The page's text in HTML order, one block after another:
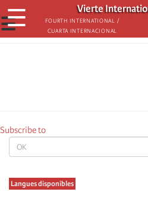
Skip
to
main
Vierte
Fourth International /
Cuarta Internacional
☰
☰
OK
Langues disponibles
Subscribe to